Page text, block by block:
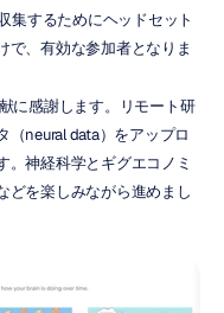
集するためにヘッドセット
で、有効な参加者となりま
に感謝します。リモート研
（neural data）をアップロ
。神経科学とギグエコノミ
どを楽しみながら進めまし